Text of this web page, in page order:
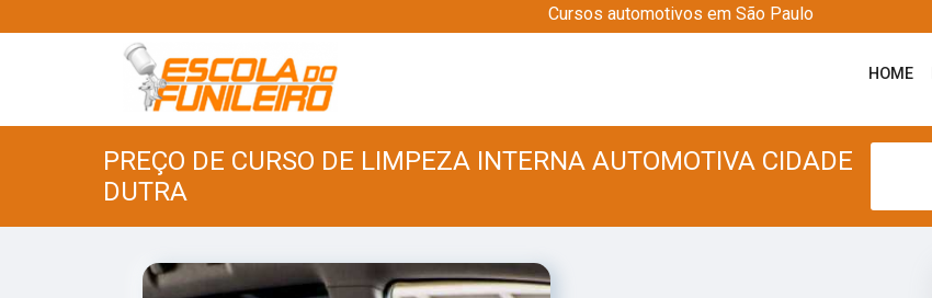
Cursos automotivos em São Paulo
HOME
PREÇO DE CURSO DE LIMPEZA INTERNA AUTOMOTIVA CIDADE
DUTRA